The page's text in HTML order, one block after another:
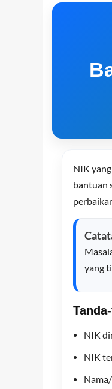
NIK
bantuan
yang
NIK
NIK